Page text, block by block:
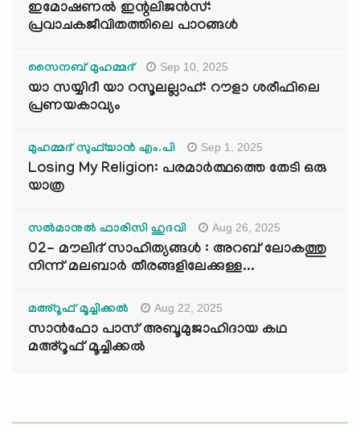
ഇമോഷണൽ ഇന്റലിജൻസ്:
പ്രവാചകജീവിതത്തിലെ പാഠങ്ങൾ
സൈനബ് മുഹമ്മദ് Sep 10, 2025
യാ സയ്യിദീ യാ റസൂലല്ലാഹ്: റൗളാ ശരീഫിലെ
പ്രണയകാവ്യം
മുഹമ്മദ് സുഫ്‌യാൻ എം.പി Sep 1, 2025
Losing My Religion: പരമാർത്ഥത്തെ തേടി ഒരു
യാത്ര
സൽമാനുൽ ഫാരിസി ഹുദവി Aug 26, 2025
02- മൗലിദ് സാഹിത്യങ്ങൾ : അറബ് ലോകത്തു
നിന്ന് മലബാർ തീരങ്ങളിലേക്കുള്ള...
മഅ്റൂഫ് മൂച്ചിക്കല്‍ Aug 22, 2025
സാൻഫോ പാസ് അബൂമുജാഹിദായ കഥ
മഅ്റൂഫ് മൂച്ചിക്കല്‍